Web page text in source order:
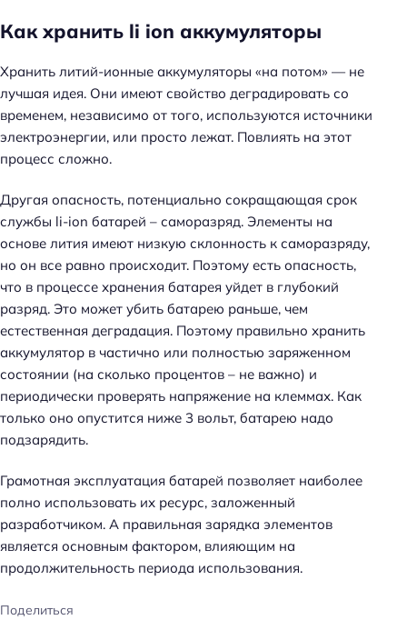
Как хранить li ion аккумуляторы
Хранить литий-ионные аккумуляторы «на потом» — не
лучшая идея. Они имеют свойство деградировать со
временем, независимо от того, используются источники
электроэнергии, или просто лежат. Повлиять на этот
процесс сложно.
Другая опасность, потенциально сокращающая срок
службы li-ion батарей – саморазряд. Элементы на
основе лития имеют низкую склонность к саморазряду,
но он все равно происходит. Поэтому есть опасность,
что в процессе хранения батарея уйдет в глубокий
разряд. Это может убить батарею раньше, чем
естественная деградация. Поэтому правильно хранить
аккумулятор в частично или полностью заряженном
состоянии (на сколько процентов – не важно) и
периодически проверять напряжение на клеммах. Как
только оно опустится ниже 3 вольт, батарею надо
подзарядить.
Грамотная эксплуатация батарей позволяет наиболее
полно использовать их ресурс, заложенный
разработчиком. А правильная зарядка элементов
является основным фактором, влияющим на
продолжительность периода использования.
Поделиться